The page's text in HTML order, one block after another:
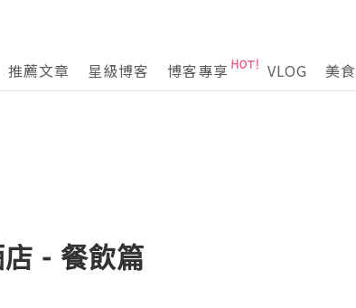
推薦文章 星級博客 博客專享 VLOG 美食
- 餐飲篇